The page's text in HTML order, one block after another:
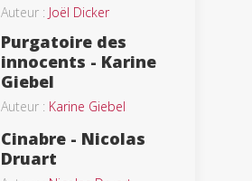
Auteur : Joël Dicker
Purgatoire des
innocents - Karine
Giebel
Auteur : Karine Giebel
Cinabre - Nicolas
Druart